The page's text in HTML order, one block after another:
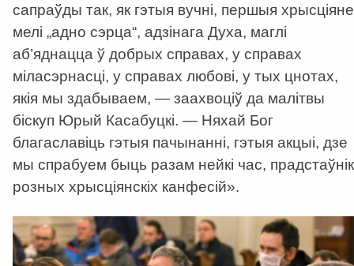
сапраўды так, як гэтыя вучні, першыя
мелі „адно сэрца“, адзінага Духа, маглі
аб’яднацца ў добрых справах, у справах
міласэрнасці, у справах любові, у тых цнотах,
якія мы здабываем, — заахвоціў да малітвы
біскуп Юрый Касабуцкі. — Няхай Бог
благаславіць гэтыя пачынанні, гэтыя акцыі, дзе
мы спрабуем быць разам нейкі час,
розных хрысціянскіх канфесій».